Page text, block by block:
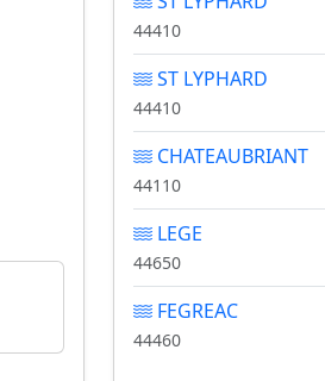
44410
ST LYPHARD
44410
CHATEAUBRIANT
44110
LEGE
44650
FEGREAC
44460